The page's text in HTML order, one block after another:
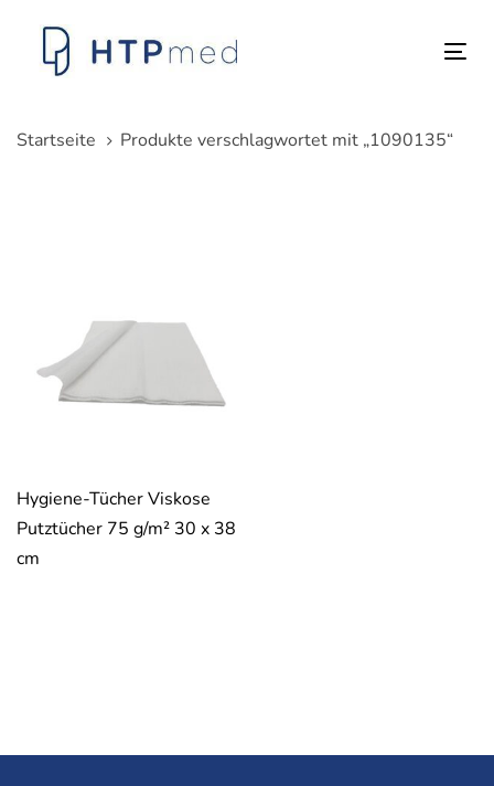
überspringen
springen
Startseite
Produkte verschlagwortet mit „1090135“
Hygiene-Tücher Viskose
Putztücher 75 g/m² 30 x 38
cm